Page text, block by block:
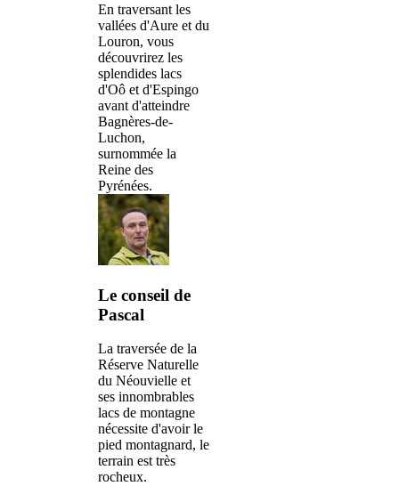
En traversant les
vallées d'Aure et du
Louron, vous
découvrirez les
splendides lacs
d'Oô et d'Espingo
avant d'atteindre
Bagnères-de-
Luchon,
surnommée la
Reine des
Pyrénées.
Le conseil de
Pascal
La traversée de la
Réserve Naturelle
du Néouvielle et
ses innombrables
lacs de montagne
nécessite d'avoir le
pied montagnard, le
terrain est très
rocheux.